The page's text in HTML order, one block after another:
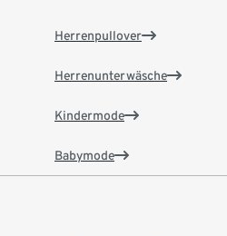
Herrenpullover
Herrenunterwäsche
Kindermode
Babymode